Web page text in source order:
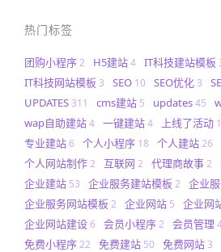
热门标签
团购小程序2 H5建站4 IT科技建站模板
IT科技网站模板 3 SEO 10 SEO优化 3
UPDATES 311 cms建站 5 updates45
wap自助建站4 一键建站4 上线了活动
专业建站6 个人小程序 18 个人建站26
个人网站制作2 互联网 2 代理商故事2
企业建站 53 企业服务建站模板 2 企业
企业服务网站模板 2 企业网站 5 企业网
企业网站建设6 会员小程序2 会员管理
免费小程序22 免费建站 50 免费网站 3